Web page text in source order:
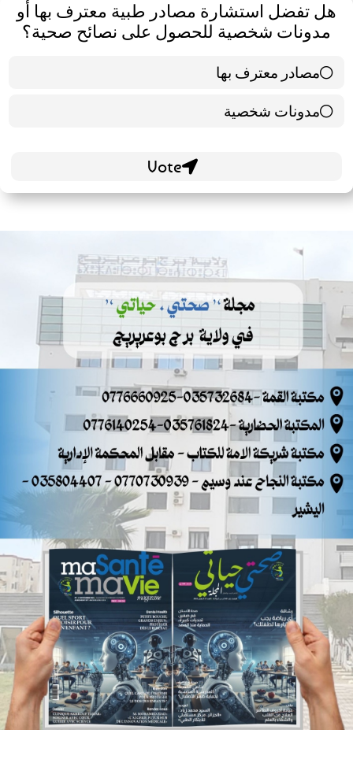
هل تفضل استشارة مصادر طبية معترف بها أو
مدونات شخصية للحصول على نصائح صحية؟
مصادر معترف بها
39 ( 65 % )
مدونات شخصية
21 ( 35 % )